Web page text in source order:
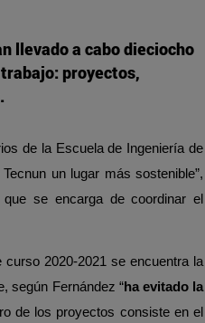
llevado a cabo dieciocho
proyectos,
de la Escuela de Ingeniería de
un lugar más sostenible”,
se encarga de coordinar el
2020-2021 se encuentra la
según Fernández “ha evitado la
de los proyectos consiste en el